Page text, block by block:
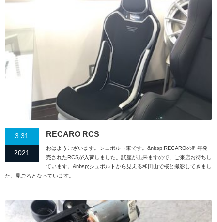
3.31
2021
RECARO RCS
おはようございます。シュポルト東です。&nbsp;RECAROの昨年発
売されたRCSが入荷しました。試座が出来ますので、ご来店お待ちし
ています。&nbsp;シュポルトから見える和田山で桜と撮影してきまし
た。見ごろとなっています。